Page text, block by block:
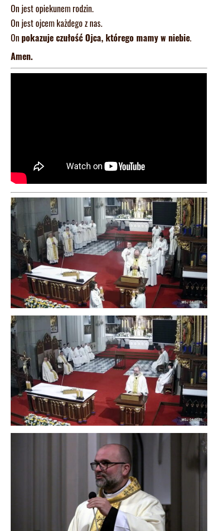
On jest opiekunem rodzin.
On jest ojcem każdego z nas.
On pokazuje czułość Ojca, którego mamy w niebie.
Amen.